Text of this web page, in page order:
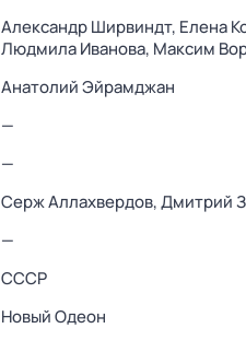
Александр Ширвиндт, Елена
Людмила Иванова, Максим
Анатолий Эйрамджан
—
—
Серж Аллахвердов,Дмитрий
—
СССР
Новый Одеон